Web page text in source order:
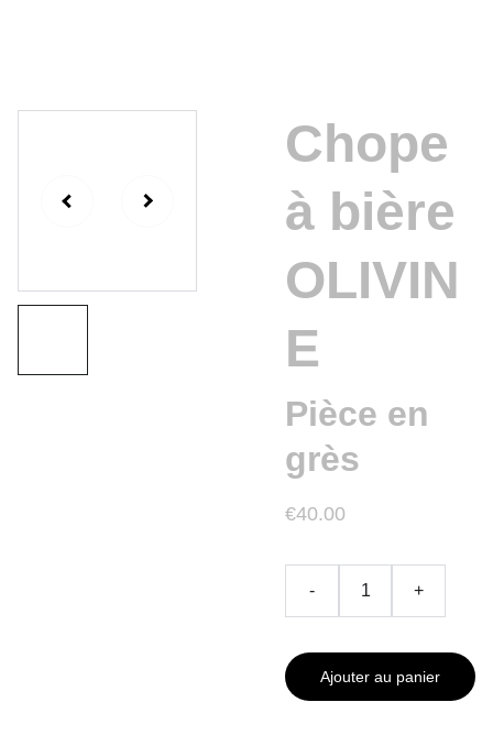
Chope
à bière
OLIVIN
E
Pièce en
grès
€40.00
- +
Ajouter au panier